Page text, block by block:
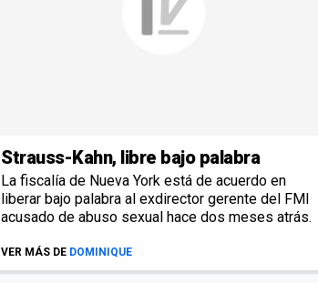
Strauss-Kahn, libre bajo palabra
La fiscalía de Nueva York está de acuerdo en
liberar bajo palabra al exdirector gerente del FMI
acusado de abuso sexual hace dos meses atrás.
VER MÁS DE DOMINIQUE